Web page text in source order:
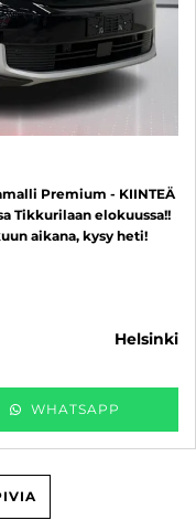
Premium - KIINTEÄ
Tikkurilaan elokuussa!!
aikana, kysy heti!
helsinki
WHATSAPP